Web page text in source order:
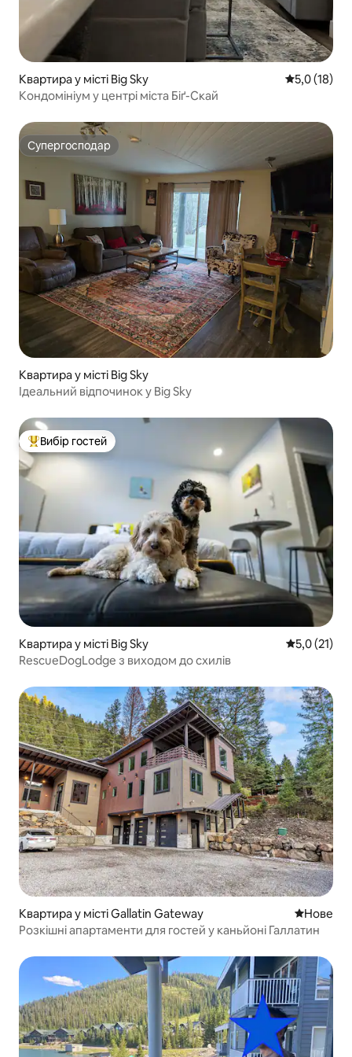
Квартира у місті Big Sky Середня
5,0 (18)
Кондомініум у центрі міста Біґ-Скай
Супергосподар
Супергосподар
Квартира у місті Big Sky
Ідеальний відпочинок у Big Sky
Топ вибір гостей
Вибір гостей
Квартира у місті Big Sky Середня
5,0 (21)
RescueDogLodge з виходом до схилів
Квартира у місті Gallatin Gateway Нове
Нове
Розкішні апартаменти для гостей у каньйоні Галлатин